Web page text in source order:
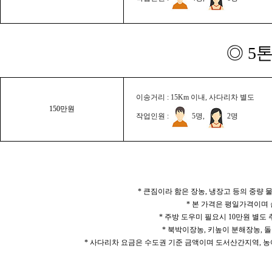
◎ 5
150만원
이송거리 : 15Km 이내, 사다리차 별도
작업인원 : 5명, 2명
* 큰짐이라 함은 장농, 냉장고 등의 중량
* 본 가격은 평일가격이며
* 주방 도우미 필요시 10만원 별도
* 북박이장농, 키높이 분해장농,
* 사다리차 요금은 수도권 기준 금액이며 도서산간지역,